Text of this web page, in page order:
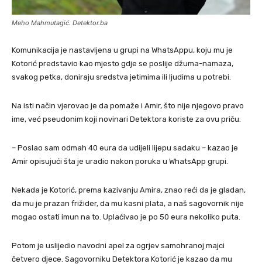
Meho Mahmutagić. Detektor.ba
Komunikacija je nastavljena u grupi na WhatsAppu, koju mu je
Kotorić predstavio kao mjesto gdje se poslije džuma-namaza,
svakog petka, doniraju sredstva jetimima ili ljudima u potrebi.
Na isti način vjerovao je da pomaže i Amir, što nije njegovo pravo
ime, već pseudonim koji novinari Detektora koriste za ovu priču.
– Poslao sam odmah 40 eura da udijeli lijepu sadaku – kazao je
Amir opisujući šta je uradio nakon poruka u WhatsApp grupi.
Nekada je Kotorić, prema kazivanju Amira, znao reći da je gladan,
da mu je prazan frižider, da mu kasni plata, a naš sagovornik nije
mogao ostati imun na to. Uplaćivao je po 50 eura nekoliko puta.
Potom je uslijedio navodni apel za ogrjev samohranoj majci
četvero djece. Sagovorniku Detektora Kotorić je kazao da mu